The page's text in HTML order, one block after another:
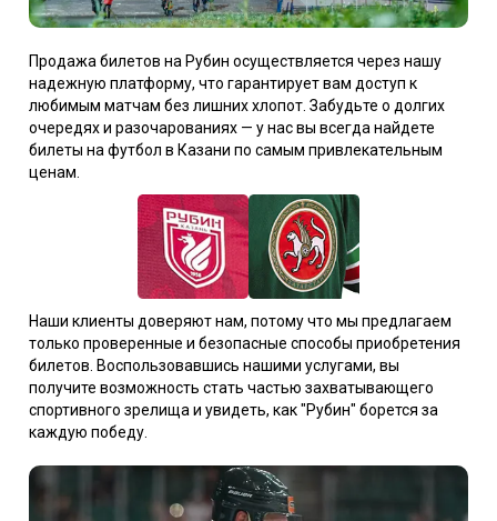
Продажа билетов на Рубин осуществляется через нашу
надежную платформу, что гарантирует вам доступ к
любимым матчам без лишних хлопот. Забудьте о долгих
очередях и разочарованиях — у нас вы всегда найдете
билеты на футбол в Казани по самым привлекательным
ценам.
Наши клиенты доверяют нам, потому что мы предлагаем
только проверенные и безопасные способы приобретения
билетов. Воспользовавшись нашими услугами, вы
получите возможность стать частью захватывающего
спортивного зрелища и увидеть, как "Рубин" борется за
каждую победу.